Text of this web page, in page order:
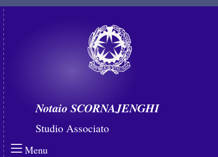
Notaio SCORNAJENGHI
Studio Associato
Menu